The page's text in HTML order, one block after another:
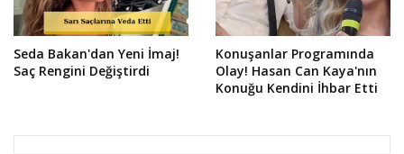
Seda Bakan'dan Yeni İmaj!
Saç Rengini Değiştirdi
Konuşanlar Programında
Olay! Hasan Can Kaya'nın
Konuğu Kendini İhbar Etti